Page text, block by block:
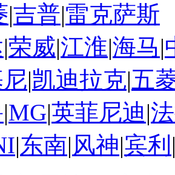
|吉普|雷克萨斯
|荣威|江淮|海马|
|凯迪拉克|五
|MG|英菲尼迪|
|东南|风神|宾利